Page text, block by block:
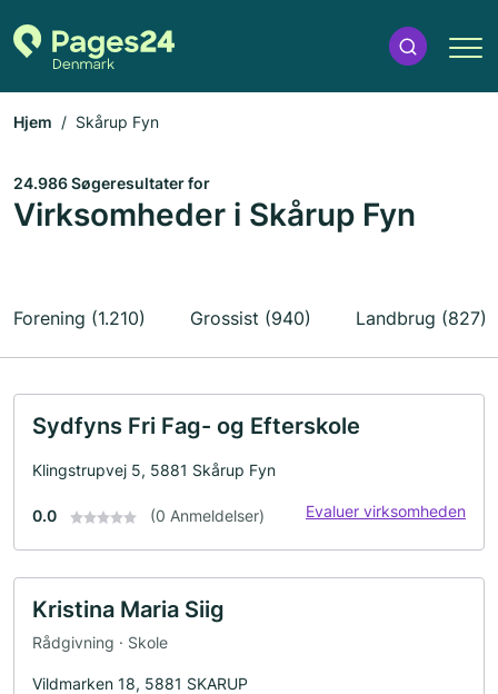
Hjem Skårup Fyn
24.986 Søgeresultater for
Virksomheder i Skårup Fyn
Forening (1.210) Grossist (940) Landbrug (827)
Sydfyns Fri Fag- og Efterskole
Klingstrupvej 5, 5881 Skårup Fyn
0.0 (0 Anmeldelser) Evaluer virksomheden
Kristina Maria Siig
Rådgivning · Skole
Vildmarken 18, 5881 SKARUP